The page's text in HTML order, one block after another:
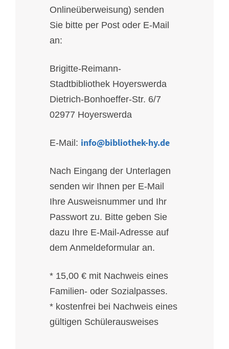
Onlineüberweisung) senden
Sie bitte per Post oder E-Mail
an:
Brigitte-Reimann-
Stadtbibliothek Hoyerswerda
Dietrich-Bonhoeffer-Str. 6/7
02977 Hoyerswerda
E-Mail: info@bibliothek-hy.de
Nach Eingang der Unterlagen
senden wir Ihnen per E-Mail
Ihre Ausweisnummer und Ihr
Passwort zu. Bitte geben Sie
dazu Ihre E-Mail-Adresse auf
dem Anmeldeformular an.
* 15,00 € mit Nachweis eines
Familien- oder Sozialpasses.
* kostenfrei bei Nachweis eines
gültigen Schülerausweises